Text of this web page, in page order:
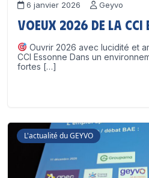
6 janvier 2026 Geyvo
Voeux 2026 de la CCI
Ouvrir 2026 avec lucidité et
CCI Essonne Dans un
fortes […]
L'actualité du GEYVO